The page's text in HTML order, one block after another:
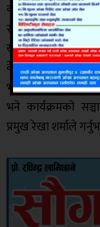
कमर्शका अध्यक्ष
संघका पूर्व
खेमकान्त
केसी,तुलसीपुर
भण्डारी,व्यवसासी
भने कार्यक्रमको
प्रमुख रेखा शर्माले